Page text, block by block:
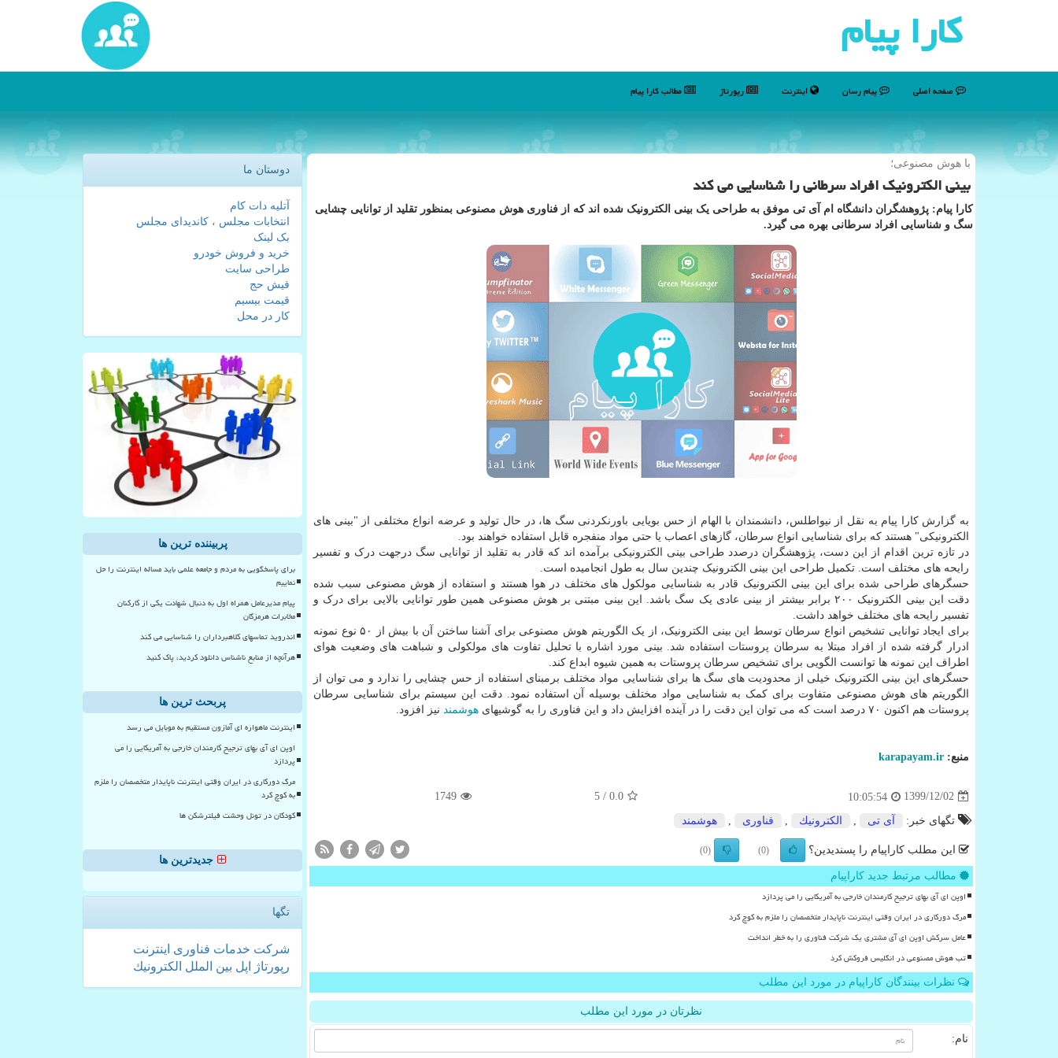
كارا پیام
صفحه اصلی پیام رسان اینترنت رپورتاژ مطالب كارا پیام
با هوش مصنوعی؛
بینی الكترونیك افراد سرطانی را شناسایی می كند
کارا پیام: پژوهشگران دانشگاه ام آی تی موفق به طراحی یک بینی الکترونیک شده اند که از فناوری هوش مصنوعی بمنظور تقلید از توانایی چشایی
سگ و شناسایی افراد سرطانی بهره می گیرد.
به گزارش کارا پیام به نقل از نیواطلس، دانشمندان با الهام از حس بویایی باورنکردنی سگ ها، در حال تولید و عرضه انواع مختلفی از "بینی های
الکترونیکی" هستند که برای شناسایی انواع سرطان، گازهای اعصاب یا حتی مواد منفجره قابل استفاده خواهند بود.
در تازه ترین اقدام از این دست، پژوهشگران درصدد طراحی بینی الکترونیکی برآمده اند که قادر به تقلید از توانایی سگ درجهت درک و تفسیر
رایحه های مختلف است. تکمیل طراحی این بینی الکترونیک چندین سال به طول انجامیده است.
حسگرهای طراحی شده برای این بینی الکترونیک قادر به شناسایی مولکول های مختلف در هوا هستند و استفاده از هوش مصنوعی سبب شده
دقت این بینی الکترونیک ۲۰۰ برابر بیشتر از بینی عادی یک سگ باشد. این بینی مبتنی بر هوش مصنوعی همین طور توانایی بالایی برای درک و
تفسیر رایحه های مختلف خواهد داشت.
برای ایجاد توانایی تشخیص انواع سرطان توسط این بینی الکترونیک، از یک الگوریتم هوش مصنوعی برای آشنا ساختن آن با بیش از ۵۰ نوع نمونه
ادرار گرفته شده از افراد مبتلا به سرطان پروستات استفاده شد. بینی مورد اشاره با تحلیل تفاوت های مولکولی و شباهت های وضعیت هوای
اطراف این نمونه ها توانست الگویی برای تشخیص سرطان پروستات به همین شیوه ابداع کند.
حسگرهای این بینی الکترونیک خیلی از محدودیت های سگ ها برای شناسایی مواد مختلف برمبنای استفاده از حس چشایی را ندارد و می توان از
الگوریتم های هوش مصنوعی متفاوت برای کمک به شناسایی مواد مختلف بوسیله آن استفاده نمود. دقت این سیستم برای شناسایی سرطان
پروستات هم اکنون ۷۰ درصد است که می توان این دقت را در آینده افزایش داد و این فناوری را به گوشیهای
هوشمند نیز افزود.
منبع: karapayam.ir
1399/12/02
10:05:54
0.0
/ 5
1749
تگهای خبر: آی تی الكترونیك فناوری هوشمند
این مطلب کاراپیام را پسندیدین؟ (0)
(0)
مطالب مرتبط جدید کاراپیام
اوپن ای آی بهای ترجیح کارمندان خارجی به آمریکایی را می پردازد
مرگ دورکاری در ایران وقتی اینترنت ناپایدار متخصصان را ملزم به کوچ کرد
عامل سرکش اوپن ای آی مشتری یک شرکت فناوری را به خطر انداخت
تب هوش مصنوعی در انگلیس فروکش کرد
نظرات بینندگان کاراپیام در مورد این مطلب
نظرتان در مورد این مطلب
نام:
دوستان ما
آتلیه دات کام
انتخابات مجلس ، کاندیدای مجلس
بک لینک
خرید و فروش خودرو
طراحی سایت
فیش حج
قیمت بیسیم
کار در محل
پربیننده ترین ها
برای پاسخگویی به مردم و جامعه علمی باید مساله اینترنت را حل
نماییم
پیام مدیرعامل همراه اول به دنبال شهادت یکی از کارکنان
مخابرات هرمزگان
اندروید تماسهای کلاهبرداران را شناسایی می کند
هرآنچه از منابع ناشناس دانلود کردید، پاک کنید
پربحث ترین ها
اینترنت ماهواره ای آمازون مستقیم به موبایل می رسد
اوپن ای آی بهای ترجیح کارمندان خارجی به آمریکایی را می
پردازد
مرگ دورکاری در ایران وقتی اینترنت ناپایدار متخصصان را ملزم
به کوچ کرد
کودکان در تونل وحشت فیلترشکن ها
جدیدترین ها
تگها
شركت خدمات فناوری اینترنت
رپورتاژ
اپل بین الملل الكترونیك